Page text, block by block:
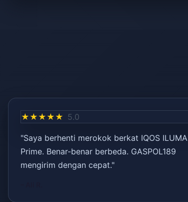
★★★★★ 5.0
"Saya berhenti merokok berkat IQOS ILUMA
Prime. Benar-benar berbeda. GASPOL189
mengirim dengan cepat."